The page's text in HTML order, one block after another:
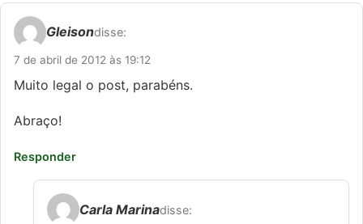
Gleisondisse:
7 de abril de 2012 às 19:12
Muito legal o post, parabéns.
Abraço!
Responder
Carla Marinadisse: